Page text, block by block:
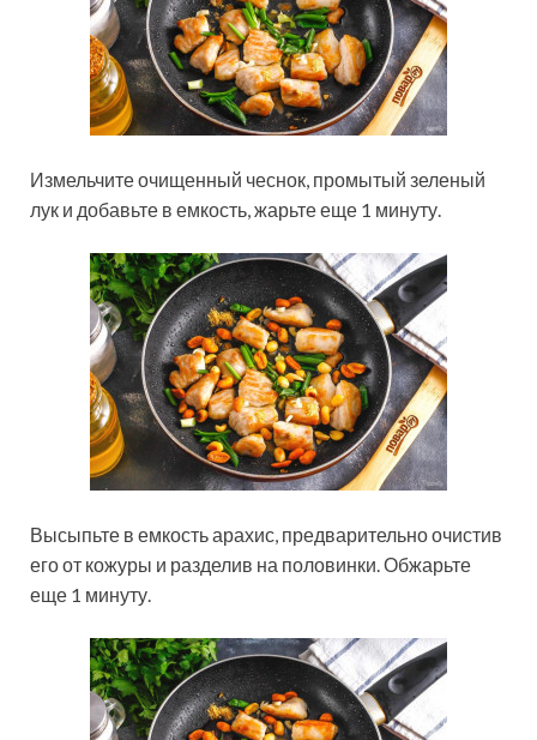
Измельчите очищенный чеснок, промытый зеленый
лук и добавьте в емкость, жарьте еще 1 минуту.
Высыпьте в емкость арахис, предварительно очистив
его от кожуры и разделив на половинки. Обжарьте
еще 1 минуту.